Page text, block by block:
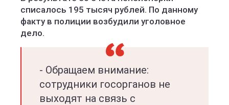
списалось 195 тысяч рублей. По данному
факту в полиции возбудили уголовное
дело.
- Обращаем внимание:
сотрудники госорганов не
выходят на связь с